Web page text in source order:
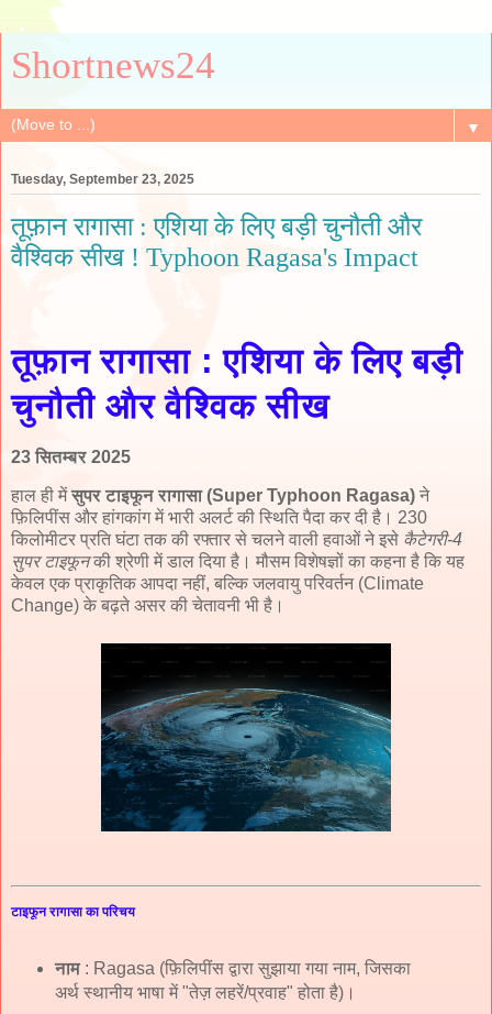
Shortnews24
▼
Tuesday, September 23, 2025
तूफ़ान रागासा : एशिया के लिए बड़ी चुनौती और
वैश्विक सीख ! Typhoon Ragasa's Impact
तूफ़ान रागासा : एशिया के लिए बड़ी
चुनौती और वैश्विक सीख
23 सितम्बर 2025
हाल ही मेंसुपर टाइफून रागासा (Super Typhoon Ragasa) ने
फ़िलिपींस और हांगकांग में भारी अलर्ट की स्थिति पैदा कर दी है। 230
किलोमीटर प्रति घंटा तक की रफ्तार से चलने वाली हवाओं ने इसे कैटेगरी-4
सुपर टाइफूनकी श्रेणी में डाल दिया है। मौसम विशेषज्ञों का कहना है कि यह
केवल एक प्राकृतिक आपदा नहीं, बल्कि जलवायु परिवर्तन (Climate
Change) के बढ़ते असर की चेतावनी भी है।
टाइफून रागासा का परिचय
नाम: Ragasa (फ़िलिपींस द्वारा सुझाया गया नाम, जिसका
अर्थ स्थानीय भाषा में "तेज़ लहरें/प्रवाह" होता है)।